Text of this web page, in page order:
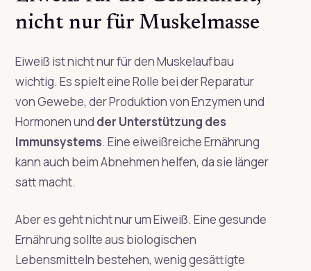
nicht nur für Muskelmasse
Eiweiß ist nicht nur für den Muskelaufbau
wichtig. Es spielt eine Rolle bei der Reparatur
von Gewebe, der Produktion von Enzymen und
Hormonen und der Unterstützung des
Immunsystems. Eine eiweißreiche Ernährung
kann auch beim Abnehmen helfen, da sie länger
satt macht.
Aber es geht nicht nur um Eiweiß. Eine gesunde
Ernährung sollte aus biologischen
Lebensmitteln bestehen, wenig gesättigte